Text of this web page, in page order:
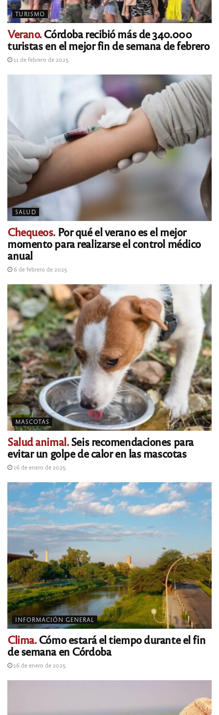
TURISMO
Verano.Córdoba recibió más de 340.000
turistas en el mejor fin de semana de febrero
11 de febrero de 2025
SALUD
Chequeos. Por qué el verano es el mejor
momento para realizarse el control médico
anual
6 de febrero de 2025
MASCOTAS
Salud animal.Seis recomendaciones para
evitar un golpe de calor en las mascotas
16 de enero de 2025
INFORMACIÓN GENERAL
Clima.Cómo estará el tiempo durante el fin
de semana en Córdoba
16 de enero de 2025